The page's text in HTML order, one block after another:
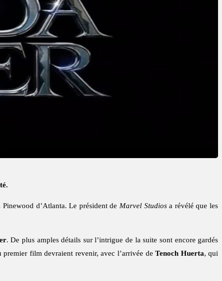
d’Atlanta. Le président de Marvel Studiosa révélé que les
. De plus amples détails sur l’intrigue de la suite sont encore gardés
premier film devraient revenir, avec l’arrivée deTenoch Huerta, qui